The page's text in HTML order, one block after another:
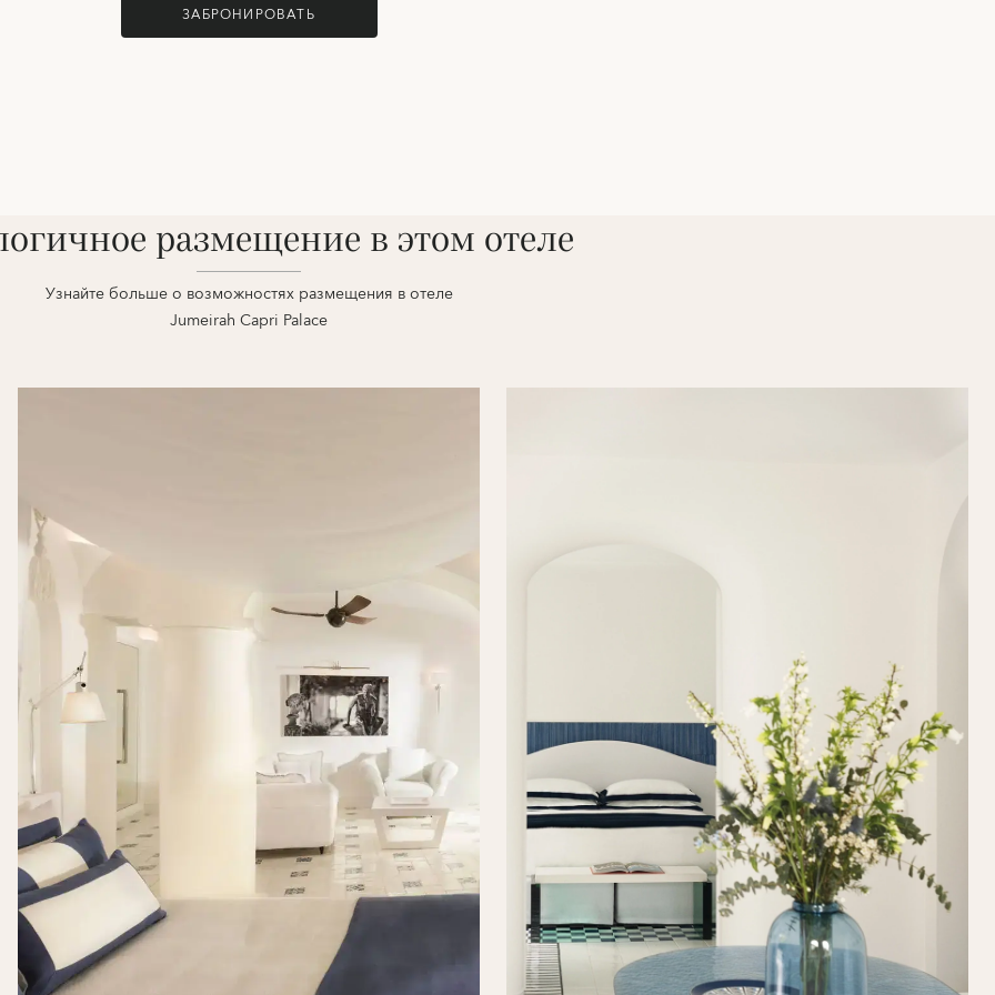
ЗАБРОНИРОВАТЬ
размещение в этом отеле
Узнайте больше о возможностях размещения в отеле
Jumeirah Capri Palace